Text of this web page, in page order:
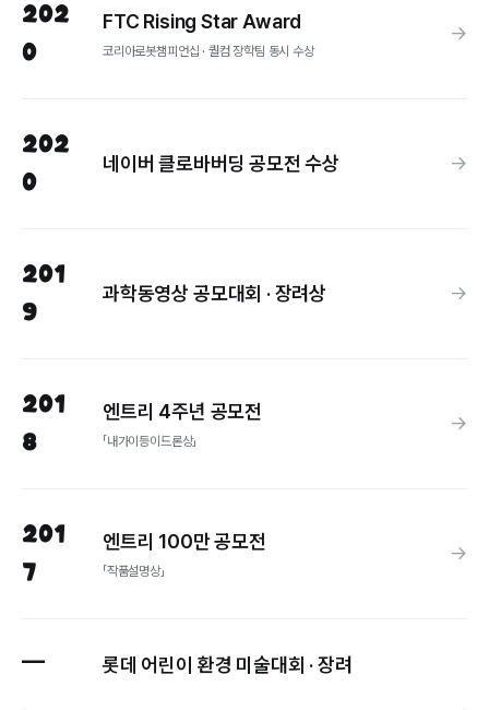
202
0
FTC Rising Star Award
코리아로봇챔피언십 · 퀄컴 장학팀 동시 수상
→
202
0
네이버 클로바버딩 공모전 수상 →
201
9
과학동영상 공모대회 · 장려상 →
201
8
엔트리 4주년 공모전
「내가이등이드론상」
→
201
7
엔트리 100만 공모전
「작품설명상」
→
— 롯데 어린이 환경 미술대회 · 장려